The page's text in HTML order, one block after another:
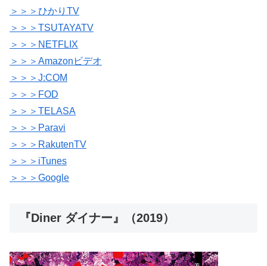
＞＞＞ひかりTV
＞＞＞TSUTAYATV
＞＞＞NETFLIX
＞＞＞Amazonビデオ
＞＞＞J:COM
＞＞＞FOD
＞＞＞TELASA
＞＞＞Paravi
＞＞＞RakutenTV
＞＞＞iTunes
＞＞＞Google
『Diner ダイナー』（2019）